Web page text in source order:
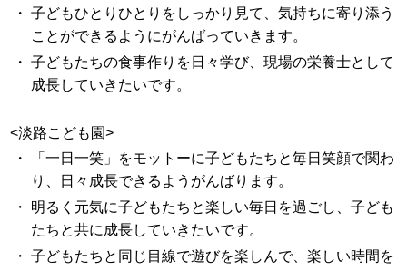
・ 子どもひとりひとりをしっかり見て、気持ちに寄り添う
ことができるようにがんばっていきます。
・ 子どもたちの食事作りを日々学び、現場の栄養士として
成長していきたいです。
<淡路こども園>
・
「一日一笑」をモットーに子どもたちと毎日笑顔で関わ
り、日々成長できるようがんばります。
・
明るく元気に子どもたちと楽しい毎日を過ごし、子ども
たちと共に成長していきたいです。
・ 子どもたちと同じ目線で遊びを楽しんで、楽しい時間を